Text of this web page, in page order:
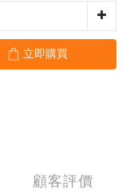
立即購買
顧客評價